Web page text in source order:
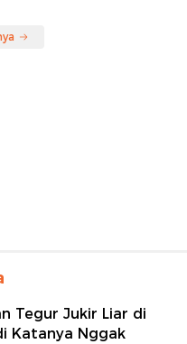
Tegur Jukir Liar di
Katanya Nggak